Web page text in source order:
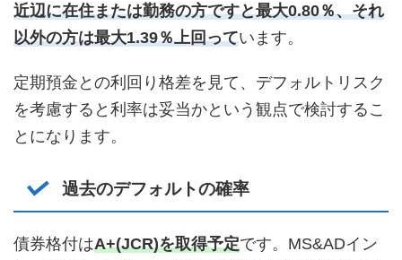
近辺に在住または勤務の方ですと最大0.80％、それ
以外の方は最大1.39％上回っています。
定期預金との利回り格差を見て、デフォルトリスク
を考慮すると利率は妥当かという観点で検討するこ
とになります。
過去のデフォルトの確率
債券格付はA+(JCR)を取得予定です。MS&ADイン